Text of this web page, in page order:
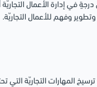
في إدارة الأعمال التجاريّة
وفهم للأعمال التجاريّة.
المهارات التجاريّة التي